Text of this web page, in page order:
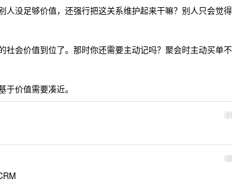
人没足够价值，还强行把这关系维护起来干嘛？别人只会觉得
社会价值到位了。那时你还需要主动记吗？聚会时主动买单不
价值需要凑近。
21
22